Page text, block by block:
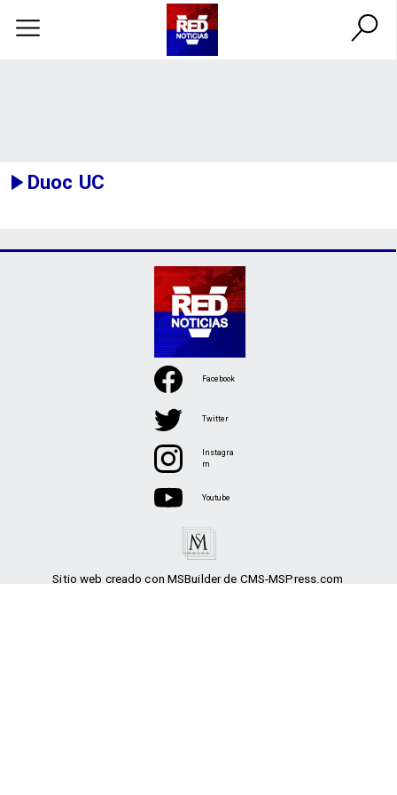
Duoc UC
Sitio web creado con MSBuilder de CMS-MSPress.com
Facebook
Twitter
Instagra
m
Youtube